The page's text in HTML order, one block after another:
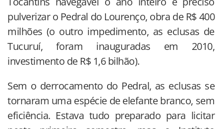
pulverizar o Pedral do Lourenço, obra de R$ 400
milhões (o outro impedimento, as eclusas de
Tucuruí, foram inauguradas em 2010,
investimento de R$ 1,6 bilhão).
Sem o derrocamento do Pedral, as eclusas se
tornaram uma espécie de elefante branco, sem
eficiência. Estava tudo preparado para licitar